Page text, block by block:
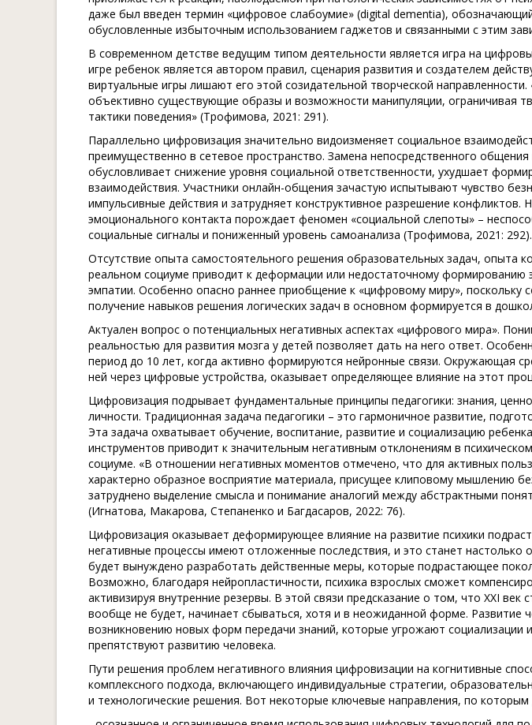
даже был введен термин «цифровое слабоумие» (digital dementia),
обусловленные избыточным использованием гаджетов и связанными с этим
В современном детстве ведущим типом деятельности является игра на
игре ребенок является автором правил, сценария развития и создателем
виртуальные игры лишают его этой созидательной творческой
объективно существующие образы и возможности манипуляции, ограничивая
тактики поведения» (Трофимова, 2021: 291).
Параллельно цифровизация значительно видоизменяет социальное
преимущественно в сетевое пространство. Замена непосредственного
обусловливает снижение уровня социальной ответственности, ухудшает
взаимодействия. Участники онлайн-общения зачастую испытывают чувство
импульсивные действия и затрудняет конструктивное разрешение конфликтов.
эмоционального контакта порождает феномен «социальной слепоты» –
социальные сигналы и пониженный уровень самоанализа (Трофимова, 2021: 292).
Отсутствие опыта самостоятельного решения образовательных задач, опыта
реальном социуме приводит к деформации или недостаточному формированию
эмпатии. Особенно опасно раннее приобщение к «цифровому миру», поскольку
получение навыков решения логических задач в основном формируется в
Актуален вопрос о потенциальных негативных аспектах «цифрового мира».
реальностью для развития мозга у детей позволяет дать на него ответ.
период до 10 лет, когда активно формируются нейронные связи. Окружающая
ней через цифровые устройства, оказывает определяющее влияние на этот
Цифровизация подрывает фундаментальные принципы педагогики: знания,
личности. Традиционная задача педагогики – это гармоничное развитие,
Эта задача охватывает обучение, воспитание, развитие и социализацию
инструментов приводит к значительным негативным отклонениям в
социуме. «В отношении негативных моментов отмечено, что для активных
характерно образное восприятие материала, присущее клиповому мышлению
затруднено выделение смысла и понимание аналогий между абстрактными
(Игнатова, Макарова, Степаненко и Багдасаров, 2022: 76).
Цифровизация оказывает деформирующее влияние на развитие психики
негативные процессы имеют отложенные последствия, и это станет
будет вынуждено разработать действенные меры, которые подрастающее
Возможно, благодаря нейропластичности, психика взрослых сможет
активизируя внутренние резервы. В этой связи предсказание о том, что XXI век
вообще не будет, начинает сбываться, хотя и в неожиданной форме. Развитие
возникновению новых форм передачи знаний, которые угрожают социализации
препятствуют развитию человека.
Пути решения проблем негативного влияния цифровизации на когнитивные
комплексного подхода, включающего индивидуальные стратегии,
и технологические решения. Вот некоторые ключевые направления, по которым